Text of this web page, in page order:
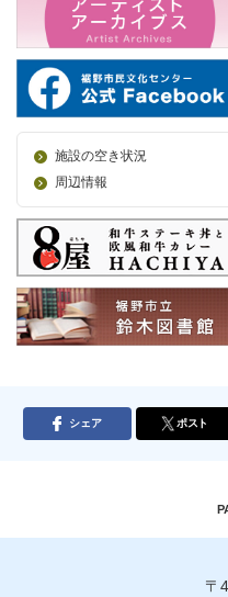
施設の空き状況
周辺情報
シェア ポスト
〒